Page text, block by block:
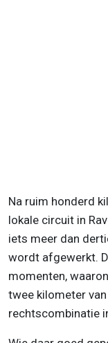
Na ruim honderd
lokale circuit in
iets meer dan
wordt afgewerkt.
momenten,
twee kilometer
rechtscombinatie